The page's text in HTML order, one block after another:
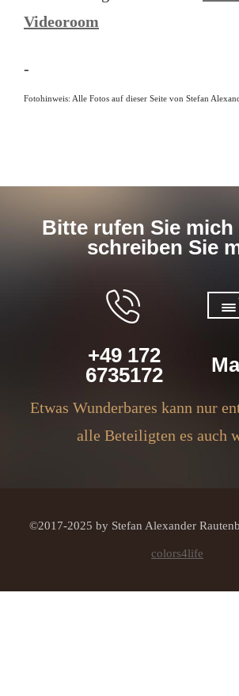
Videoroom
-
Fotohinweis: Alle Fotos auf dieser Seite von Stefan
Bitte rufen Sie mich
schreiben Sie
+49 172
6735172
Etwas Wunderbares kann nur
alle Beteiligten es auch
©2017-2025 by Stefan Alexander
colors4life